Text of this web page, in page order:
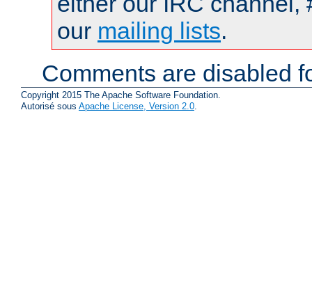
our mailing lists.
Comments are disabled
Copyright 2015 The Apache Software Foundation.
Autorisé sous Apache License, Version 2.0